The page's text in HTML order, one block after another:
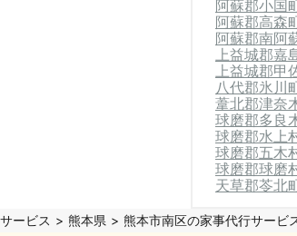
阿蘇郡小国
阿蘇郡高森
阿蘇郡南阿
上益城郡嘉
上益城郡甲
八代郡氷川
葦北郡津奈
球磨郡多良
球磨郡水上
球磨郡五木
球磨郡球磨
天草郡苓北
ービス 熊本県 熊本市南区の家事代行サービ